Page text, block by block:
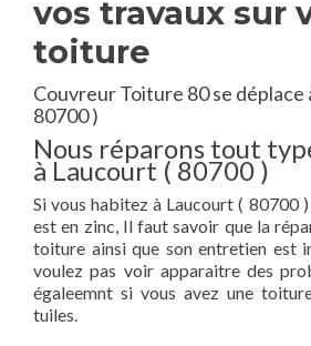
vos travaux sur
toiture
Couvreur Toiture 80 se déplace
80700 )
Nous réparons tout
à Laucourt ( 80700 )
Si vous habitez à Laucourt ( 80700
est en zinc, Il faut savoir que la
toiture ainsi que son entretien est
voulez pas voir apparaitre des
égaleemnt si vous avez une
tuiles.